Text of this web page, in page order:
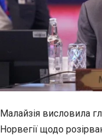
Малайзія висловила
Норвегії щодо